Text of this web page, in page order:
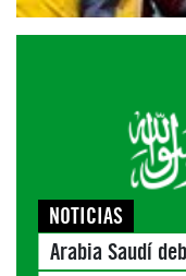
NOTICIAS
Arabia Saudí